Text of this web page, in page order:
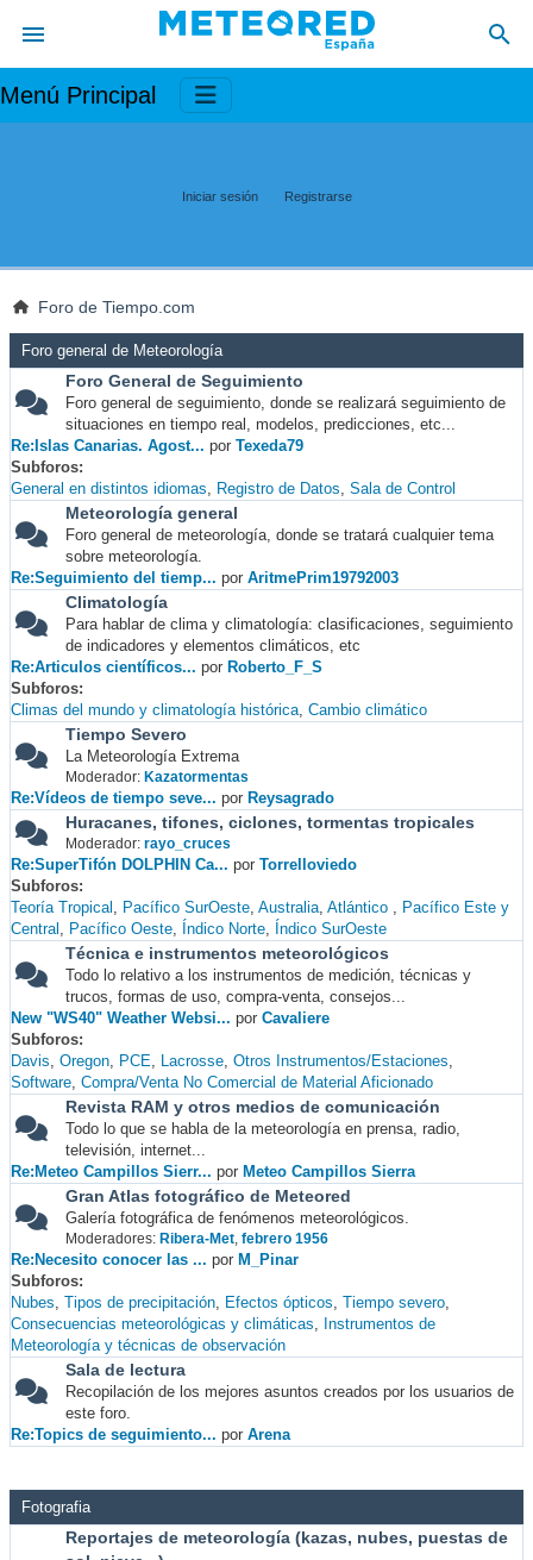
Menú Principal
Iniciar sesión Registrarse
Foro de Tiempo.com
Foro general de Meteorología
Foro General de Seguimiento
Foro general de seguimiento, donde se realizará seguimiento de
situaciones en tiempo real, modelos, predicciones, etc...
Re:Islas Canarias. Agost... por Texeda79
Subforos
General en distintos idiomas
Registro de Datos Sala de Control
Meteorología general
Foro general de meteorología, donde se tratará cualquier tema
sobre meteorología.
Re:Seguimiento del tiemp... por AritmePrim19792003
Climatología
Para hablar de clima y climatología: clasificaciones, seguimiento
de indicadores y elementos climáticos, etc
Re:Articulos científicos... por Roberto_F_S
Subforos
Climas del mundo y climatología histórica Cambio climático
Tiempo Severo
La Meteorología Extrema
Moderador: Kazatormentas
Re:Vídeos de tiempo seve... por Reysagrado
Huracanes, tifones, ciclones, tormentas tropicales
Moderador: rayo_cruces
Re:SuperTifón DOLPHIN Ca... por Torrelloviedo
Subforos
Teoría Tropical
Pacífico SurOeste Australia Atlántico
Pacífico Este y
Central
Pacífico Oeste Índico Norte Índico SurOeste
Técnica e instrumentos meteorológicos
Todo lo relativo a los instrumentos de medición, técnicas y
trucos, formas de uso, compra-venta, consejos...
New "WS40" Weather Websi... por Cavaliere
Subforos
Davis Oregon PCE Lacrosse Otros Instrumentos/Estaciones
Software Compra/Venta No Comercial de Material Aficionado
Revista RAM y otros medios de comunicación
Todo lo que se habla de la meteorología en prensa, radio,
televisión, internet...
Re:Meteo Campillos Sierr... por Meteo Campillos Sierra
Gran Atlas fotográfico de Meteored
Galería fotográfica de fenómenos meteorológicos.
Moderadores: Ribera-Met, febrero 1956
Re:Necesito conocer las ... por M_Pinar
Subforos
Nubes Tipos de precipitación Efectos ópticos Tiempo severo
Consecuencias meteorológicas y climáticas
Instrumentos de
Meteorología y técnicas de observación
Sala de lectura
Recopilación de los mejores asuntos creados por los usuarios de
este foro.
Re:Topics de seguimiento... por Arena
Fotografia
Reportajes de meteorología (kazas, nubes, puestas de